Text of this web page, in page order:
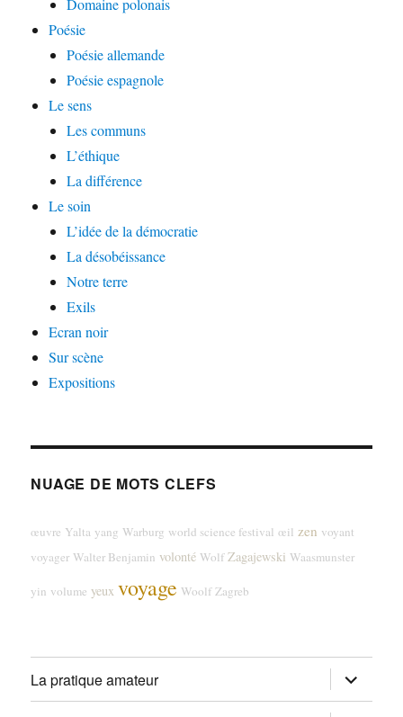
Domaine polonais
Poésie
Poésie allemande
Poésie espagnole
Le sens
Les communs
L’éthique
La différence
Le soin
L’idée de la démocratie
La désobéissance
Notre terre
Exils
Ecran noir
Sur scène
Expositions
NUAGE DE MOTS CLEFS
œuvre Yalta yang Warburg world science festival œil zen voyant
voyager Walter Benjamin volonté Wolf Zagajewski Waasmunster
yin volume yeux voyage Woolf Zagreb
La pratique amateur ouvrir
le
sous-